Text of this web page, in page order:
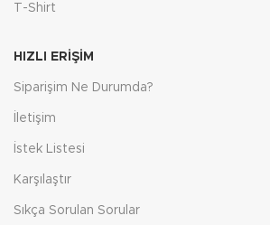
T-Shirt
HIZLI ERIŞIM
Siparişim Ne Durumda?
İletişim
İstek Listesi
Karşılaştır
Sıkça Sorulan Sorular